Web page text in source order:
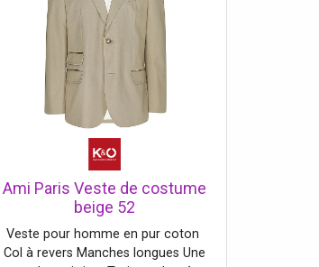
Ami Paris Veste de costume
beige 52
Veste pour homme en pur coton
Col à revers Manches longues Une